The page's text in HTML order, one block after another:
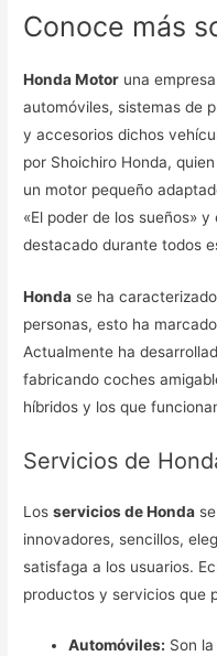
Conoce más
Honda Motor una
automóviles, sistemas de
y accesorios dichos
por Shoichiro Honda,
un motor pequeño
«El poder de los sueños»
destacado durante todos
Honda se ha
personas, esto ha
Actualmente ha
fabricando coches
híbridos y los que
Servicios de
Losservicios de Honda
innovadores, sencillos,
satisfaga a los usuarios.
productos y servicios que
Automóviles: Son